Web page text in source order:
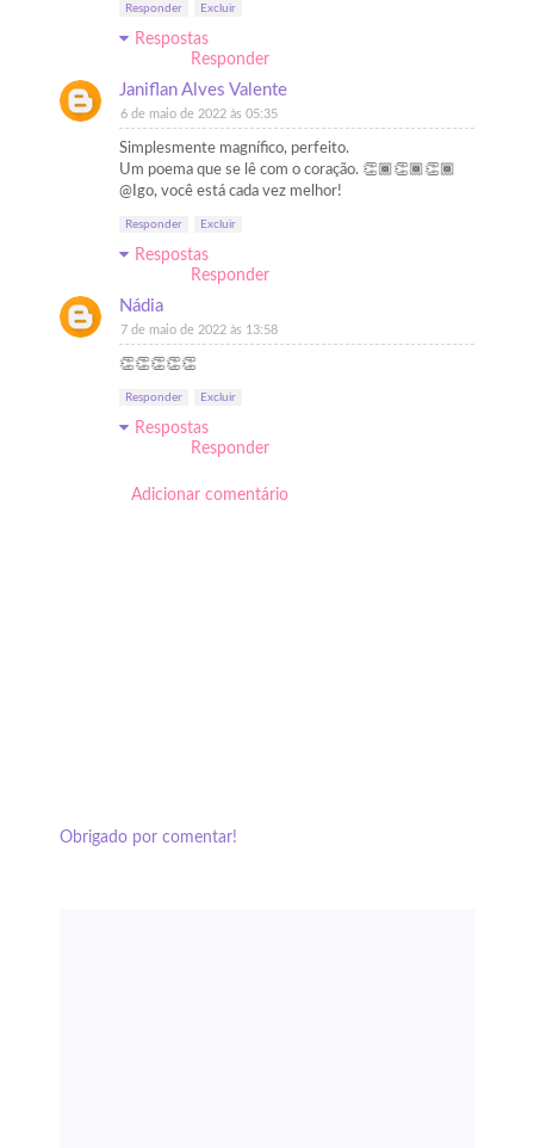
Responder Excluir
Respostas
Responder
Janiflan Alves Valente
6 de maio de 2022 às 05:35
Simplesmente magnífico, perfeito.
Um poema que se lê com o coração. 👏🏾👏🏾👏🏾
@Igo, você está cada vez melhor!
Responder Excluir
Respostas
Responder
Nádia
7 de maio de 2022 às 13:58
👏👏👏👏👏
Responder Excluir
Respostas
Responder
Adicionar comentário
Obrigado por comentar!